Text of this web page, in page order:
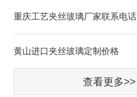
重庆工艺夹丝玻璃厂家联系电话
黄山进口夹丝玻璃定制价格
查看更多>>